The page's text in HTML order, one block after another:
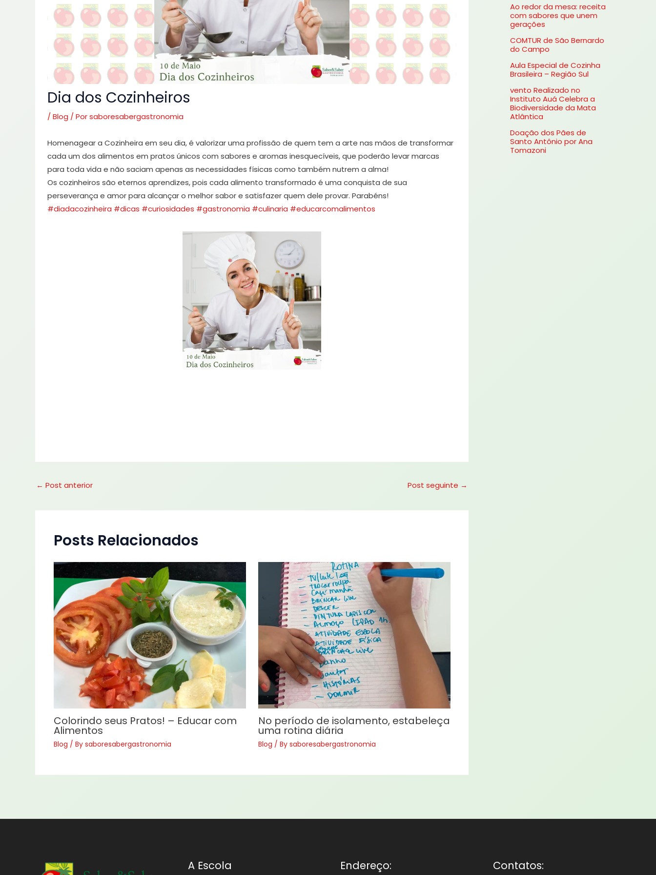
Dia dos Cozinheiros
/ Blog / Porsaboresabergastronomia
Homenagear a Cozinheira em seu dia, é valorizar uma profissão de quem tem a arte nas mãos de transformar
cada um dos alimentos em pratos únicos com sabores e aromas inesquecíveis, que poderão levar marcas
para toda vida e não saciam apenas as necessidades físicas como também nutrem a alma!
Os cozinheiros são eternos aprendizes, pois cada alimento transformado é uma conquista de sua
perseverança e amor para alcançar o melhor sabor e satisfazer quem dele provar. Parabéns!
#diadacozinheira #dicas #curiosidades #gastronomia #culinaria #educarcomalimentos
← Post anterior Post seguinte →
Posts Relacionados
Colorindo seus Pratos! – Educar com
Alimentos
Blog / By saboresabergastronomia
No período de isolamento, estabeleça
uma rotina diária
Blog / By saboresabergastronomia
s
a
r
o
:
Ao redor da mesa: receita
com sabores que unem
gerações
COMTUR de São Bernardo
do Campo
Aula Especial de Cozinha
Brasileira – Região Sul
vento Realizado no
Instituto Auá Celebra a
Biodiversidade da Mata
Atlântica
Doação dos Pães de
Santo Antônio por Ana
Tomazoni
A Escola Endereço: Contatos: